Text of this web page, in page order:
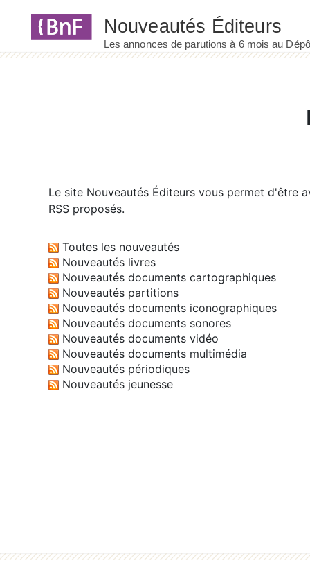
Le site Nouveautés Éditeurs vous permet d'être
RSS proposés.
Toutes les nouveautés
Nouveautés livres
Nouveautés documents cartographiques
Nouveautés partitions
Nouveautés documents iconographiques
Nouveautés documents sonores
Nouveautés documents vidéo
Nouveautés documents multimédia
Nouveautés périodiques
Nouveautés jeunesse